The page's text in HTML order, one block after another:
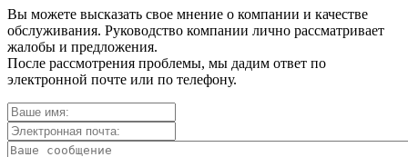
Вы можете высказать свое мнение о компании и качестве
обслуживания. Руководство компании лично рассматривает
жалобы и предложения.
После рассмотрения проблемы, мы дадим ответ по
электронной почте или по телефону.